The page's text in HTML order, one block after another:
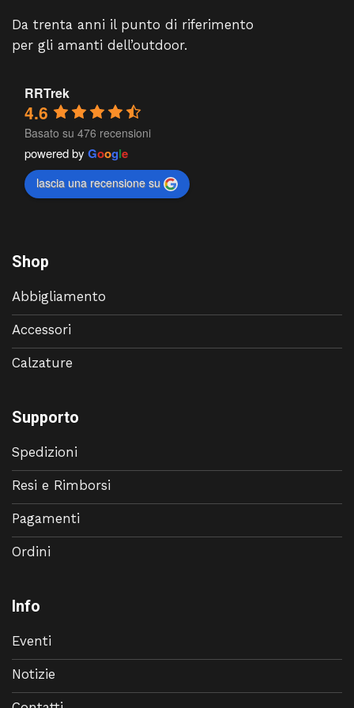
Da trenta anni il punto di riferimento
per gli amanti dell’outdoor.
RRTrek
4.6
Basato su 476 recensioni
powered by Google
lascia una recensione su
Shop
Abbigliamento
Accessori
Calzature
Supporto
Spedizioni
Resi e Rimborsi
Pagamenti
Ordini
Info
Eventi
Notizie